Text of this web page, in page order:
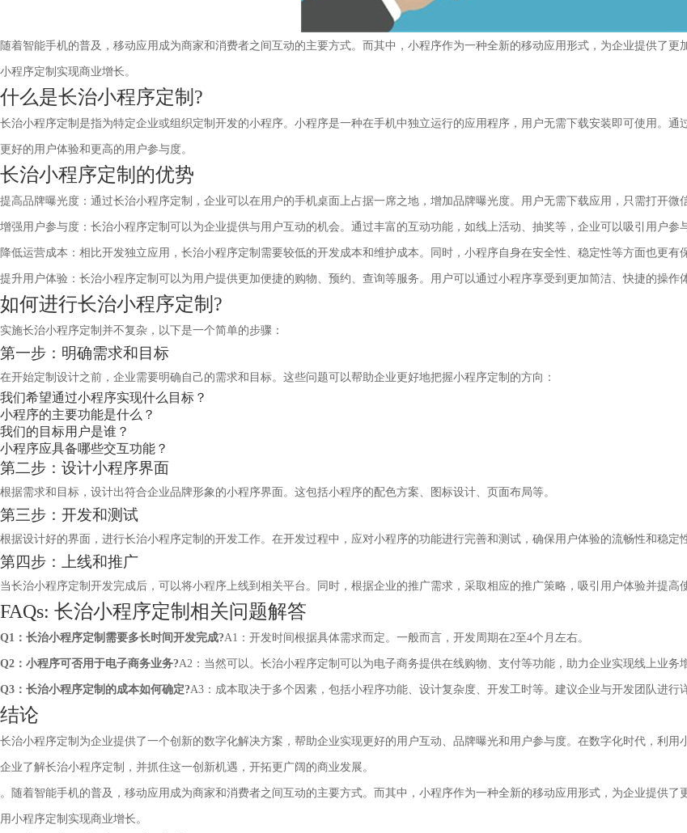
随着智能手机的普及，移动应用成为商家和消费者之间互动的主要方式。而其中，小程序作为一种全新的移动应用形式，为企业提供了
小程序定制实现商业增长。
什么是长治小程序定制?
长治小程序定制是指为特定企业或组织定制开发的小程序。小程序是一种在手机中独立运行的应用程序，用户无需下载安装即可使用。
更好的用户体验和更高的用户参与度。
长治小程序定制的优势
提高品牌曝光度：通过长治小程序定制，企业可以在用户的手机桌面上占据一席之地，增加品牌曝光度。用户无需下载应用，只需打开微
增强用户参与度：长治小程序定制可以为企业提供与用户互动的机会。通过丰富的互动功能，如线上活动、抽奖等，企业可以吸引用户参
降低运营成本：相比开发独立应用，长治小程序定制需要较低的开发成本和维护成本。同时，小程序自身在安全性、稳定性等方面也更有
提升用户体验：长治小程序定制可以为用户提供更加便捷的购物、预约、查询等服务。用户可以通过小程序享受到更加简洁、快捷的操作
如何进行长治小程序定制?
实施长治小程序定制并不复杂，以下是一个简单的步骤：
第一步：明确需求和目标
在开始定制设计之前，企业需要明确自己的需求和目标。这些问题可以帮助企业更好地把握小程序定制的方向：
我们希望通过小程序实现什么目标？
小程序的主要功能是什么？
我们的目标用户是谁？
小程序应具备哪些交互功能？
第二步：设计小程序界面
根据需求和目标，设计出符合企业品牌形象的小程序界面。这包括小程序的配色方案、图标设计、页面布局等。
第三步：开发和测试
根据设计好的界面，进行长治小程序定制的开发工作。在开发过程中，应对小程序的功能进行完善和测试，确保用户体验的流畅性和稳定性
第四步：上线和推广
当长治小程序定制开发完成后，可以将小程序上线到相关平台。同时，根据企业的推广需求，采取相应的推广策略，吸引用户体验并提高
FAQs: 长治小程序定制相关问题解答
Q1：长治小程序定制需要多长时间开发完成?A1：开发时间根据具体需求而定。一般而言，开发周期在2至4个月左右。
Q2：小程序可否用于电子商务业务?A2：当然可以。长治小程序定制可以为电子商务提供在线购物、支付等功能，助力企业实现线上业务
Q3：长治小程序定制的成本如何确定?A3：成本取决于多个因素，包括小程序功能、设计复杂度、开发工时等。建议企业与开发团队进行
结论
长治小程序定制为企业提供了一个创新的数字化解决方案，帮助企业实现更好的用户互动、品牌曝光和用户参与度。在数字化时代，利
企业了解长治小程序定制，并抓住这一创新机遇，开拓更广阔的商业发展。
。随着智能手机的普及，移动应用成为商家和消费者之间互动的主要方式。而其中，小程序作为一种全新的移动应用形式，为企业提供
用小程序定制实现商业增长。